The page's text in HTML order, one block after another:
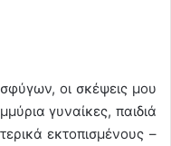
οι σκέψεις μου
γυναίκες, παιδιά
εκτοπισμένους –